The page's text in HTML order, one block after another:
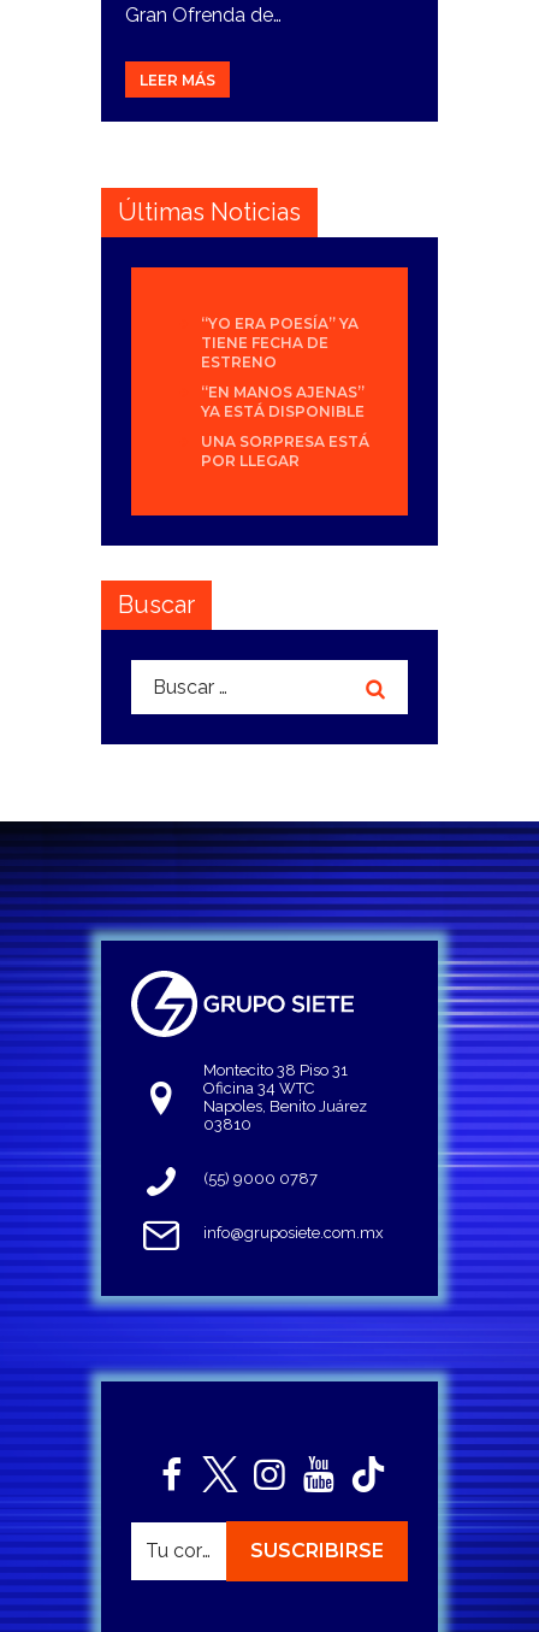
Gran Ofrenda de…
LEER MÁS
Últimas Noticias
“YO ERA POESÍA” YA
TIENE FECHA DE
ESTRENO
“EN MANOS AJENAS”
YA ESTÁ DISPONIBLE
UNA SORPRESA ESTÁ
POR LLEGAR
Buscar
Buscar:
Montecito 38 Piso 31
Oficina 34 WTC
Napoles, Benito Juárez
03810
(55) 9000 0787
info@gruposiete.com.mx